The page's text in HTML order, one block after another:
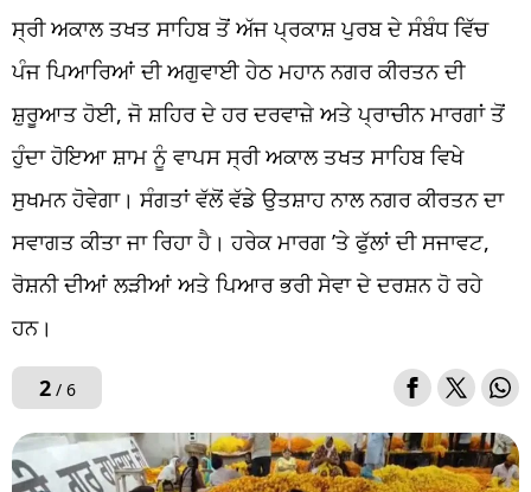
ਸ੍ਰੀ ਅਕਾਲ ਤਖਤ ਸਾਹਿਬ ਤੋਂ ਅੱਜ ਪ੍ਰਕਾਸ਼ ਪੁਰਬ ਦੇ ਸੰਬੰਧ ਵਿੱਚ
ਪੰਜ ਪਿਆਰਿਆਂ ਦੀ ਅਗੁਵਾਈ ਹੇਠ ਮਹਾਨ ਨਗਰ ਕੀਰਤਨ ਦੀ
ਸ਼ੁਰੂਆਤ ਹੋਈ, ਜੋ ਸ਼ਹਿਰ ਦੇ ਹਰ ਦਰਵਾਜ਼ੇ ਅਤੇ ਪ੍ਰਾਚੀਨ ਮਾਰਗਾਂ ਤੋਂ
ਹੁੰਦਾ ਹੋਇਆ ਸ਼ਾਮ ਨੂੰ ਵਾਪਸ ਸ੍ਰੀ ਅਕਾਲ ਤਖਤ ਸਾਹਿਬ ਵਿਖੇ
ਸੁਖਮਨ ਹੋਵੇਗਾ। ਸੰਗਤਾਂ ਵੱਲੋਂ ਵੱਡੇ ਉਤਸ਼ਾਹ ਨਾਲ ਨਗਰ ਕੀਰਤਨ ਦਾ
ਸਵਾਗਤ ਕੀਤਾ ਜਾ ਰਿਹਾ ਹੈ। ਹਰੇਕ ਮਾਰਗ ’ਤੇ ਫੁੱਲਾਂ ਦੀ ਸਜਾਵਟ,
ਰੋਸ਼ਨੀ ਦੀਆਂ ਲੜੀਆਂ ਅਤੇ ਪਿਆਰ ਭਰੀ ਸੇਵਾ ਦੇ ਦਰਸ਼ਨ ਹੋ ਰਹੇ
ਹਨ।
2/ 6